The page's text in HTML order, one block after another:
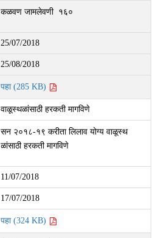
कळवण जामलेवणी १६०
25/07/2018
25/08/2018
पहा (285 KB)
वाळूस्थळांसाठी हरकती मागविणे
सन २०१८-१९ करीता लिलाव योग्य वाळूस्थ
ळांसाठी हरकती मागविणे
11/07/2018
17/07/2018
पहा (324 KB)